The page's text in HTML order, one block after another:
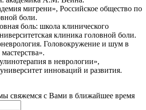
мигрени», Российское общество по
боли.
боль: школа клинического
клиника головной боли.
Головокружение и шум в
в неврологии»,
инноваций и развития.
свяжемся с Вами в ближайшее время